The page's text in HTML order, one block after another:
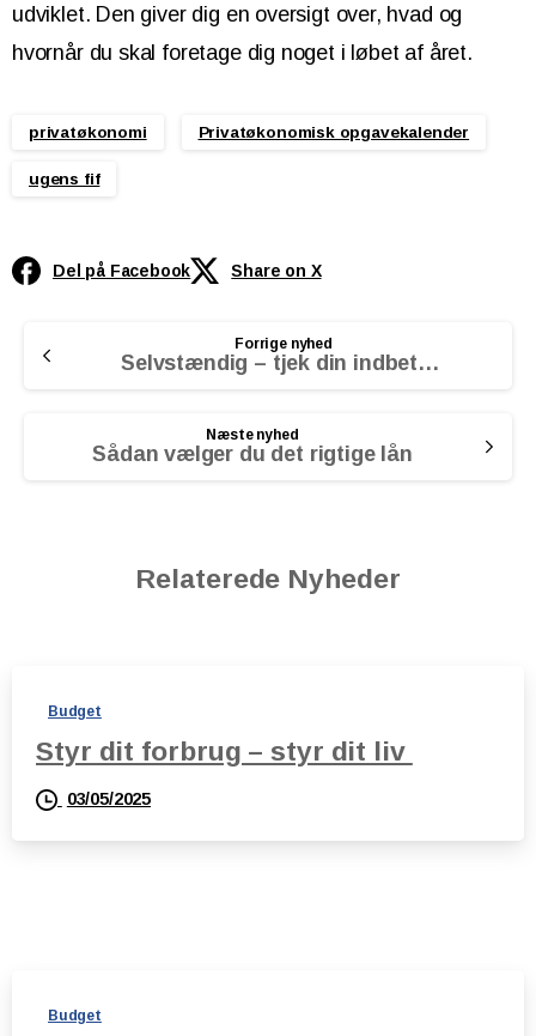
udviklet. Den giver dig en oversigt over, hvad og
hvornår du skal foretage dig noget i løbet af året.
privatøkonomi Privatøkonomisk opgavekalender
ugens fif
Del på Facebook Share on X
Reading
Forrige nyhed
Selvstændig – tjek din indbetaling til pension
Næste nyhed
Sådan vælger du det rigtige lån
Relaterede Nyheder
Budget
Styr dit forbrug – styr dit liv
03/05/2025
Budget